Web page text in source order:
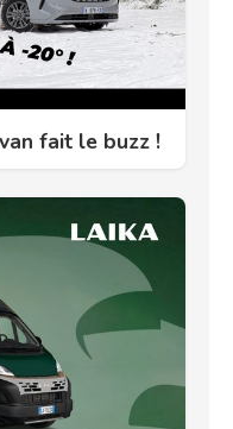
fait le buzz !